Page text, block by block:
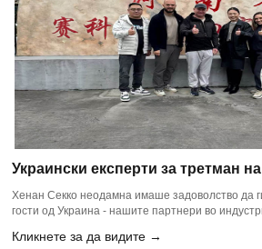
Украински експерти за третман
Хенан Секко, пофалувајќи го
производот и производствениот
Хенан Секко неодамна имаше задоволство да
гости од Украина - нашите партнери во
вода, вклучувајќи го и полиакриламидот (PAM)
Кликнете за да видите →